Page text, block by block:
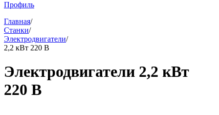
Профиль
Главная/
Станки/
Электродвигатели/
2,2 кВт 220 В
Электродвигатели 2,2 кВт
220 В